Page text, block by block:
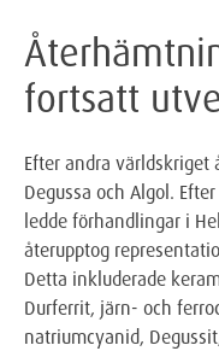
fortsatt
Efter andra världskriget
Degussa och Algol.
ledde förhandlingar i
återupptog
Detta inkluderade
Durferrit, järn- och
natriumcyanid,